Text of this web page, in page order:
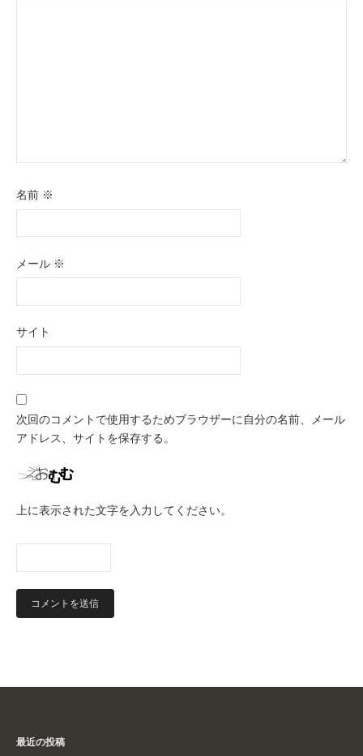
名前 ※
メール ※
サイト
次回のコメントで使用するためブラウザーに自分の名前、メール
アドレス、サイトを保存する。
上に表示された文字を入力してください。
最近の投稿